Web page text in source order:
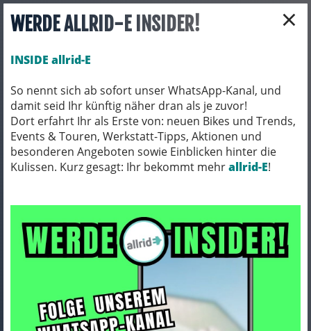
×
WERDE ALLRID-E INSIDER!
INSIDE allrid-E
So nennt sich ab sofort unser WhatsApp-Kanal, und
damit seid Ihr künftig näher dran als je zuvor!
Dort erfahrt Ihr als Erste von: neuen Bikes und Trends,
Events & Touren, Werkstatt-Tipps, Aktionen und
besonderen Angeboten sowie Einblicken hinter die
Kulissen. Kurz gesagt: Ihr bekommt mehrallrid-E!
Toggle navigation
FAHRRADTEILE LENKER
Lenker
Seite « 1 4 6 7